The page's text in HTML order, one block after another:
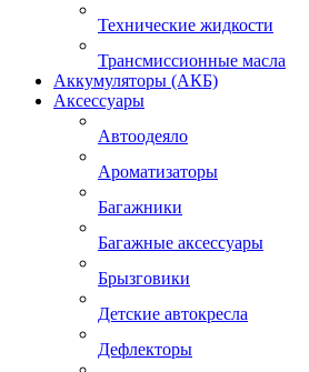
Технические жидкости
Трансмиссионные масла
Аккумуляторы (АКБ)
Аксессуары
Автоодеяло
Ароматизаторы
Багажники
Багажные аксессуары
Брызговики
Детские автокресла
Дефлекторы